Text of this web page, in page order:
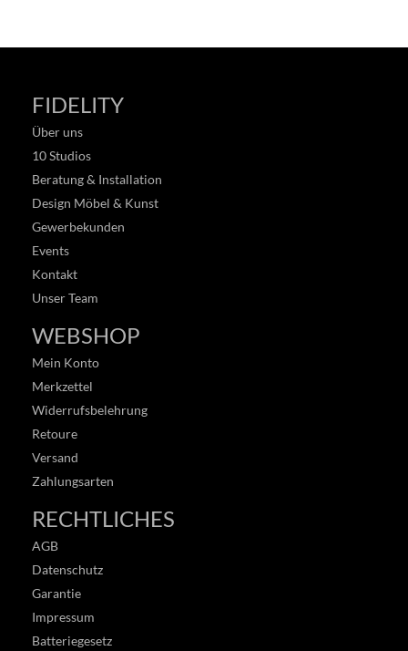
FIDELITY
Über uns
10 Studios
Beratung & Installation
Design Möbel & Kunst
Gewerbekunden
Events
Kontakt
Unser Team
WEBSHOP
Mein Konto
Merkzettel
Widerrufsbelehrung
Retoure
Versand
Zahlungsarten
RECHTLICHES
AGB
Datenschutz
Garantie
Impressum
Batteriegesetz